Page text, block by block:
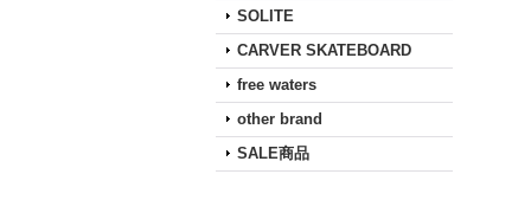
SOLITE
CARVER SKATEBOARD
free waters
other brand
SALE商品